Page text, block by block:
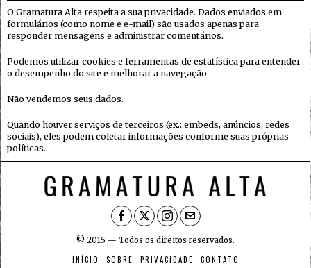
O Gramatura Alta respeita a sua privacidade. Dados enviados em
formulários (como nome e e-mail) são usados apenas para
responder mensagens e administrar comentários.
Podemos utilizar cookies e ferramentas de estatística para entender
o desempenho do site e melhorar a navegação.
Não vendemos seus dados.
Quando houver serviços de terceiros (ex.: embeds, anúncios, redes
sociais), eles podem coletar informações conforme suas próprias
políticas.
© 2015 — Todos os direitos reservados.
INÍCIO SOBRE PRIVACIDADE CONTATO